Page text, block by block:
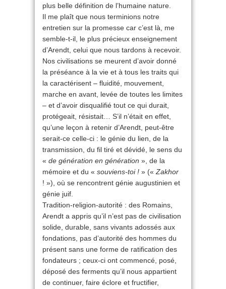
plus belle définition de l’humaine nature.
Il me plaît que nous terminions notre
entretien sur la promesse car c’est là, me
semble-t-il, le plus précieux enseignement
d’Arendt, celui que nous tardons à recevoir.
Nos civilisations se meurent d’avoir donné
la préséance à la vie et à tous les traits qui
la caractérisent – fluidité, mouvement,
marche en avant, levée de toutes les limites
– et d’avoir disqualifié tout ce qui durait,
protégeait, résistait… S’il n’était en effet,
qu’une leçon à retenir d’Arendt, peut-être
serait-ce celle-ci : le génie du lien, de la
transmission, du fil tiré et dévidé, le sens du
« de génération en génération », de la
mémoire et du « souviens-toi ! » (« Zakhor
! »), où se rencontrent génie augustinien et
génie juif.
Tradition-religion-autorité : des Romains,
Arendt a appris qu’il n’est pas de civilisation
solide, durable, sans vivants adossés aux
fondations, pas d’autorité des hommes du
présent sans une forme de ratification des
fondateurs ; ceux-ci ont commencé, posé,
déposé des ferments qu’il nous appartient
de continuer, faire éclore et fructifier,